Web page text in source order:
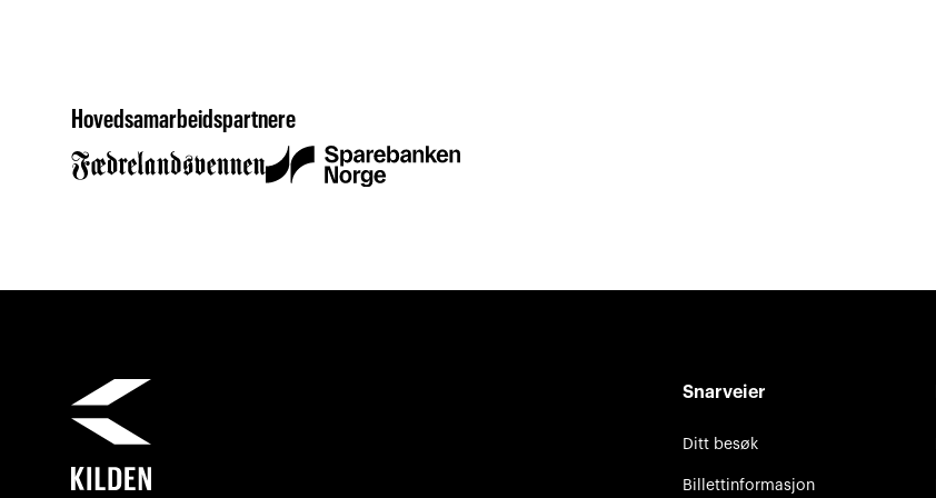
Hovedsamarbeidspartnere
Snarveier
Ditt besøk
Billettinformasjon